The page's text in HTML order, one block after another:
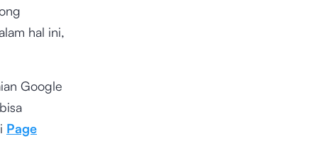
hal ini,
Google
Page